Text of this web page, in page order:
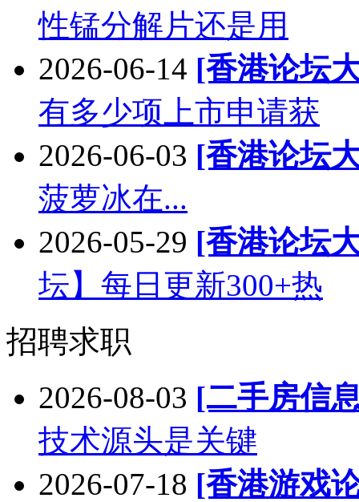
性锰分解片还是用
2026-06-14 [香港论坛
有多少项上市申请获
2026-06-03 [香港论坛
菠萝冰在...
2026-05-29 [香港论坛
坛】每日更新300+热
招聘求职
2026-08-03 [二手房信
技术源头是关键
2026-07-18 [香港游戏